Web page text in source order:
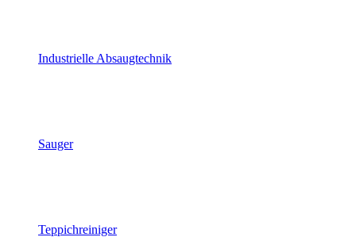
Industrielle Absaugtechnik
Sauger
Teppichreiniger